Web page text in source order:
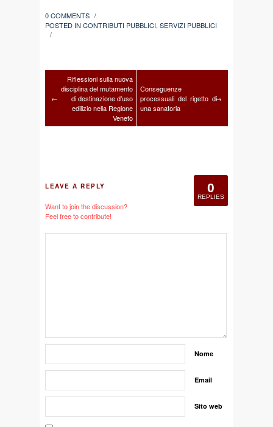
0 COMMENTS /
POSTED IN CONTRIBUTI PUBBLICI, SERVIZI PUBBLICI
/
←
Riflessioni sulla nuova
disciplina del mutamento
di destinazione d’uso
edilizio nella Regione
Veneto
Conseguenze
processuali del rigetto di
una sanatoria
→
0
REPLIES
LEAVE A REPLY
Want to join the discussion?
Feel free to contribute!
Nome
Email
Sito web